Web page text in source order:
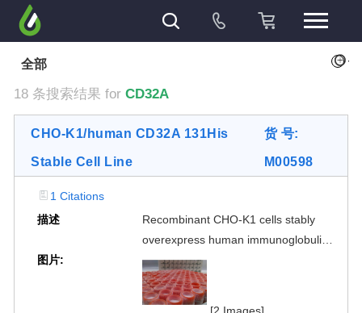
全部 +
18 条搜索结果 for CD32A
CHO-K1/human CD32A 131His
Stable Cell Line
货 号:
M00598
1 Citations
描述
Recombinant CHO-K1 cells stably
overexpress human immunoglobulin
gamma Fc region receptor II-a
(FcγRIIa/CD32A 131His) on the
surface. The surface expression of
图片: